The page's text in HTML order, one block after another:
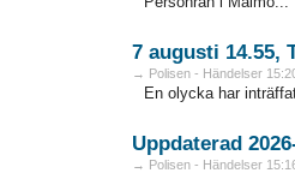
7 augusti 14.55,
→ Polisen - Händelser
En olycka har
Uppdaterad
→ Polisen - Händelser